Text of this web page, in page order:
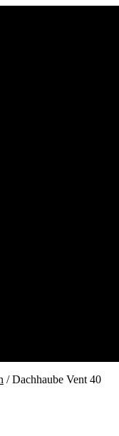
/Dachhaube Vent 40